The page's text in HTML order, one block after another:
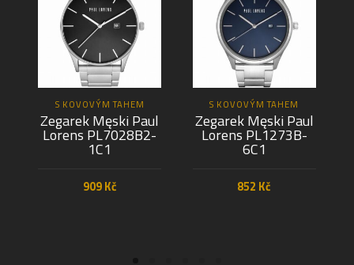
S KOVOVÝM TAHEM
Zegarek Męski Paul
Lorens PL7028B2-
1C1
909Kč
S KOVOVÝM TAHEM
Zegarek Męski Paul
Lorens PL1273B-
6C1
852 Kč